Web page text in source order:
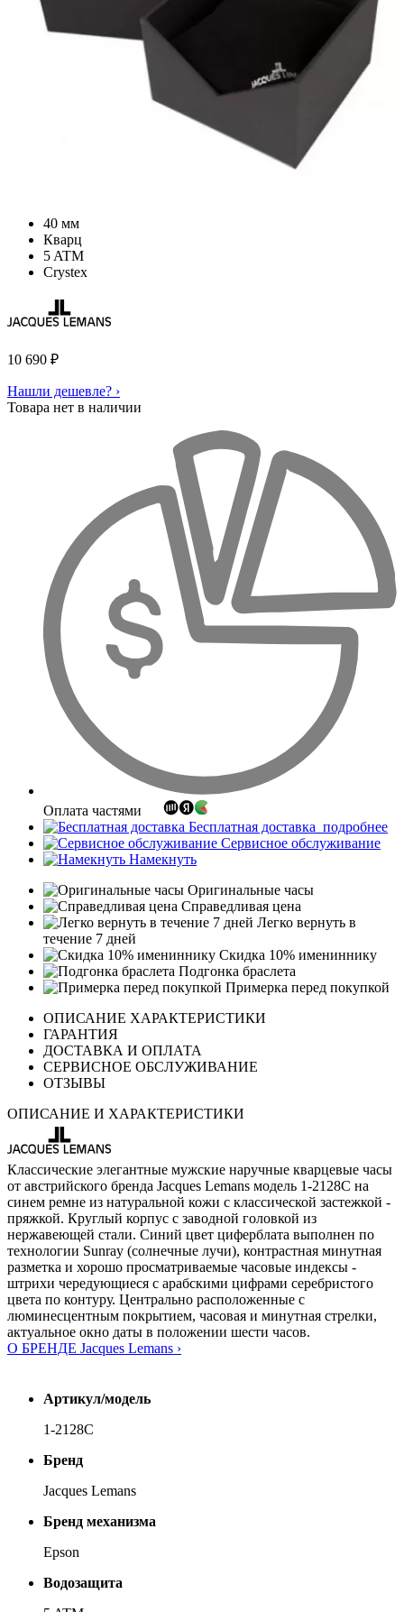
40 мм
Кварц
5 ATM
Crystex
10 690 ₽
Нашли дешевле? ›
Товара нет в наличии
Оплата частями
Бесплатная доставка подробнее
Сервисное обслуживание
Намекнуть
Оригинальные часы
Справедливая цена
Легко вернуть в
течение 7 дней
Скидка 10% имениннику
Подгонка браслета
Примерка перед покупкой
ОПИСАНИЕ ХАРАКТЕРИСТИКИ
ГАРАНТИЯ
ДОСТАВКА И ОПЛАТА
СЕРВИСНОЕ ОБСЛУЖИВАНИЕ
ОТЗЫВЫ
ОПИСАНИЕ И ХАРАКТЕРИСТИКИ
Классические элегантные мужские наручные кварцевые часы
от австрийского бренда Jacques Lemans модель 1-2128C на
синем ремне из натуральной кожи с классической застежкой -
пряжкой. Круглый корпус с заводной головкой из
нержавеющей стали. Синий цвет циферблата выполнен по
технологии Sunray (солнечные лучи), контрастная минутная
разметка и хорошо просматриваемые часовые индексы -
штрихи чередующиеся с арабскими цифрами серебристого
цвета по контуру. Центрально расположенные с
люминесцентным покрытием, часовая и минутная стрелки,
актуальное окно даты в положении шести часов.
О БРЕНДЕ Jacques Lemans ›
Артикул/модель
1-2128C
Бренд
Jacques Lemans
Бренд механизма
Epson
Водозащита